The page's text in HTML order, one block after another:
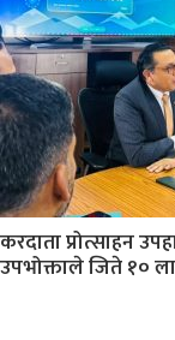
करदाता प्रोत्साहन
उपभोक्ताले जिते १०